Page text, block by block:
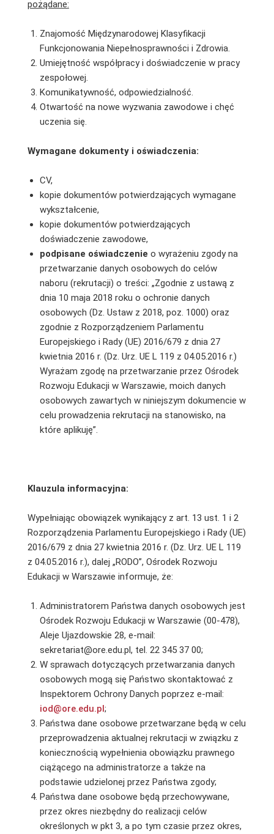
pożądane:
Znajomość Międzynarodowej Klasyfikacji
Funkcjonowania Niepełnosprawności i Zdrowia.
Umiejętność współpracy i doświadczenie w pracy
zespołowej.
Komunikatywność, odpowiedzialność.
Otwartość na nowe wyzwania zawodowe i chęć
uczenia się.
Wymagane dokumenty i oświadczenia:
CV,
kopie dokumentów potwierdzających wymagane
wykształcenie,
kopie dokumentów potwierdzających
doświadczenie zawodowe,
podpisane oświadczenie o wyrażeniu zgody na
przetwarzanie danych osobowych do celów
naboru (rekrutacji) o treści: „Zgodnie z ustawą z
dnia 10 maja 2018 roku o ochronie danych
osobowych (Dz. Ustaw z 2018, poz. 1000) oraz
zgodnie z Rozporządzeniem Parlamentu
Europejskiego i Rady (UE) 2016/679 z dnia 27
kwietnia 2016 r. (Dz. Urz. UE L 119 z 04.05.2016 r.)
Wyrażam zgodę na przetwarzanie przez Ośrodek
Rozwoju Edukacji w Warszawie, moich danych
osobowych zawartych w niniejszym dokumencie w
celu prowadzenia rekrutacji na stanowisko, na
które aplikuję”.
Klauzula informacyjna:
Wypełniając obowiązek wynikający z art. 13 ust. 1 i 2
Rozporządzenia Parlamentu Europejskiego i Rady (UE)
2016/679 z dnia 27 kwietnia 2016 r. (Dz. Urz. UE L 119
z 04.05.2016 r.), dalej „RODO”, Ośrodek Rozwoju
Edukacji w Warszawie informuje, że:
Administratorem Państwa danych osobowych jest
Ośrodek Rozwoju Edukacji w Warszawie (00-478),
Aleje Ujazdowskie 28, e-mail:
sekretariat@ore.edu.pl, tel. 22 345 37 00;
W sprawach dotyczących przetwarzania danych
osobowych mogą się Państwo skontaktować z
Inspektorem Ochrony Danych poprzez e-mail:
iod@ore.edu.pl;
Państwa dane osobowe przetwarzane będą w celu
przeprowadzenia aktualnej rekrutacji w związku z
koniecznością wypełnienia obowiązku prawnego
ciążącego na administratorze a także na
podstawie udzielonej przez Państwa zgody;
Państwa dane osobowe będą przechowywane,
przez okres niezbędny do realizacji celów
określonych w pkt 3, a po tym czasie przez okres,